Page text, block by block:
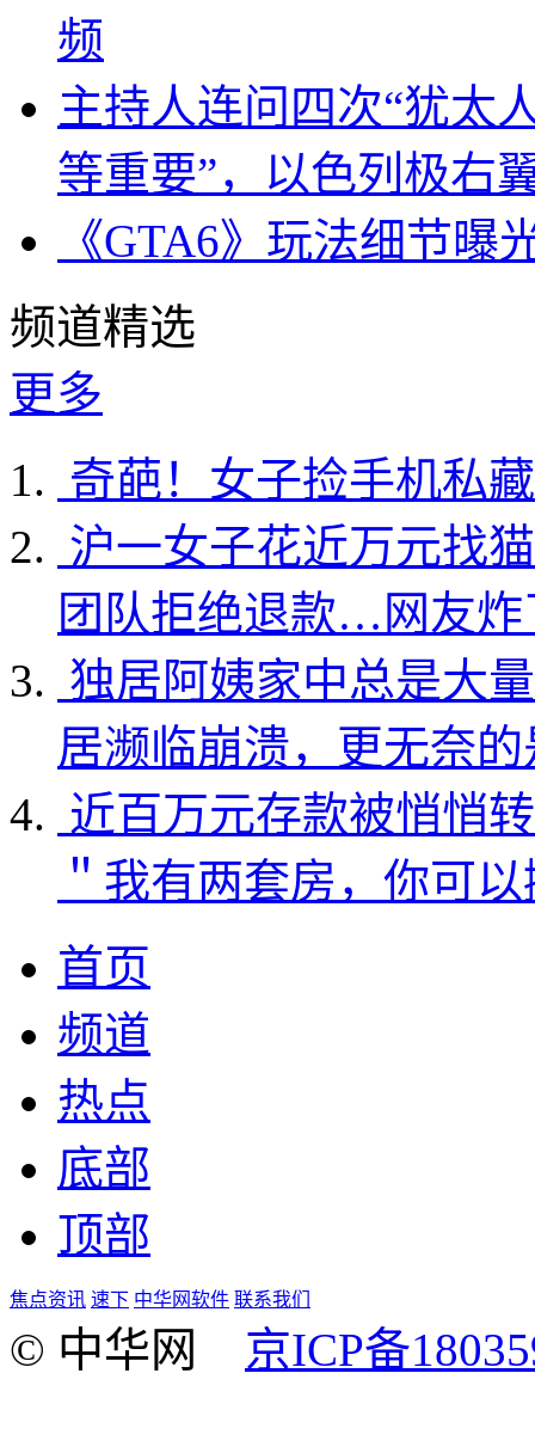
频
主持人连问四次“犹太
等重要”，以色列极右
《GTA6》玩法细节
频道精选
更多
奇葩！女子捡手机私
沪一女子花近万元找
团队拒绝退款…网友炸
独居阿姨家中总是大
居濒临崩溃，更无奈
近百万元存款被悄悄
＂我有两套房，你可
首页
频道
热点
底部
顶部
焦点资讯 速下 中华网软件 联系我们
© 中华网 京ICP备